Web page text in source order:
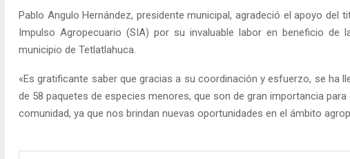
Pablo Angulo Hernández, presidente municipal, agradeció el apoyo del
Impulso Agropecuario (SIA) por su invaluable labor en beneficio de
municipio de Tetlatlahuca.
«Es gratificante saber que gracias a su coordinación y esfuerzo, se ha
de 58 paquetes de especies menores, que son de gran importancia
comunidad, ya que nos brindan nuevas oportunidades en el ámbito